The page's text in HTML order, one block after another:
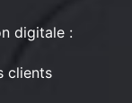
digitale :
clients